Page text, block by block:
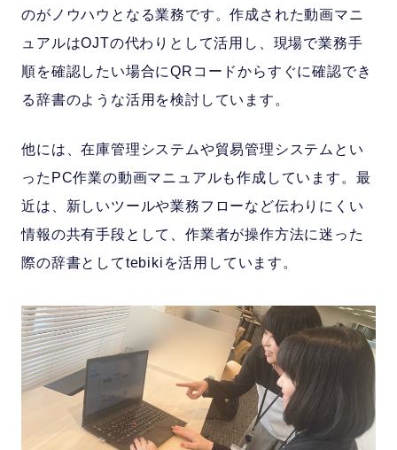
のがノウハウとなる業務です。作成された動画マニ
ュアルはOJTの代わりとして活用し、現場で業務手
順を確認したい場合にQRコードからすぐに確認でき
る辞書のような活用を検討しています。
他には、在庫管理システムや貿易管理システムとい
ったPC作業の動画マニュアルも作成しています。最
近は、新しいツールや業務フローなど伝わりにくい
情報の共有手段として、作業者が操作方法に迷った
際の辞書としてtebikiを活用しています。